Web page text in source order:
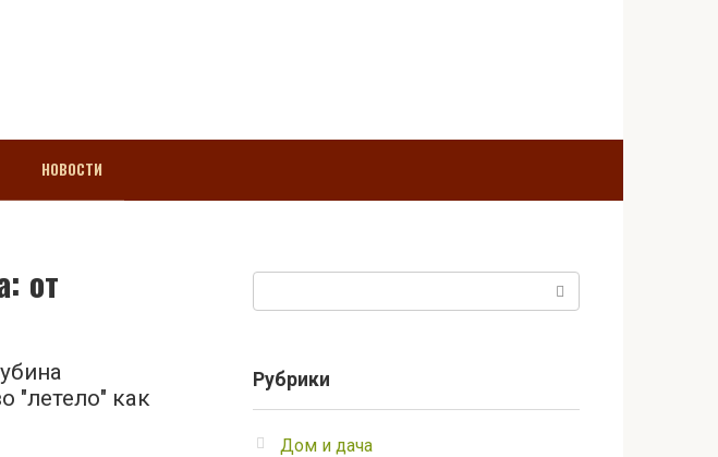
НОВОСТИ
от
"летело" как
Рубрики
Дом и дача